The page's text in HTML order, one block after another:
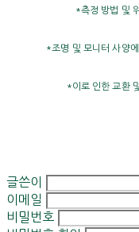
*측정 방법 및
*조명 및 모니터 사양
*이로 인한 교환
글쓴이
이메일
비밀번호